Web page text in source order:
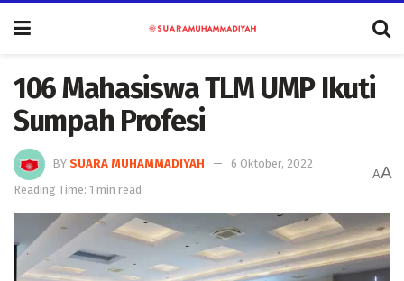
106 Mahasiswa TLM UMP Ikuti
Sumpah Profesi
BY SUARA MUHAMMADIYAH
6 Oktober, 2022
Reading Time: 1 min read
AA